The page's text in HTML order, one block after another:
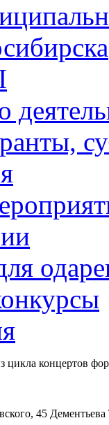
цикла концертов
45 Дементьева